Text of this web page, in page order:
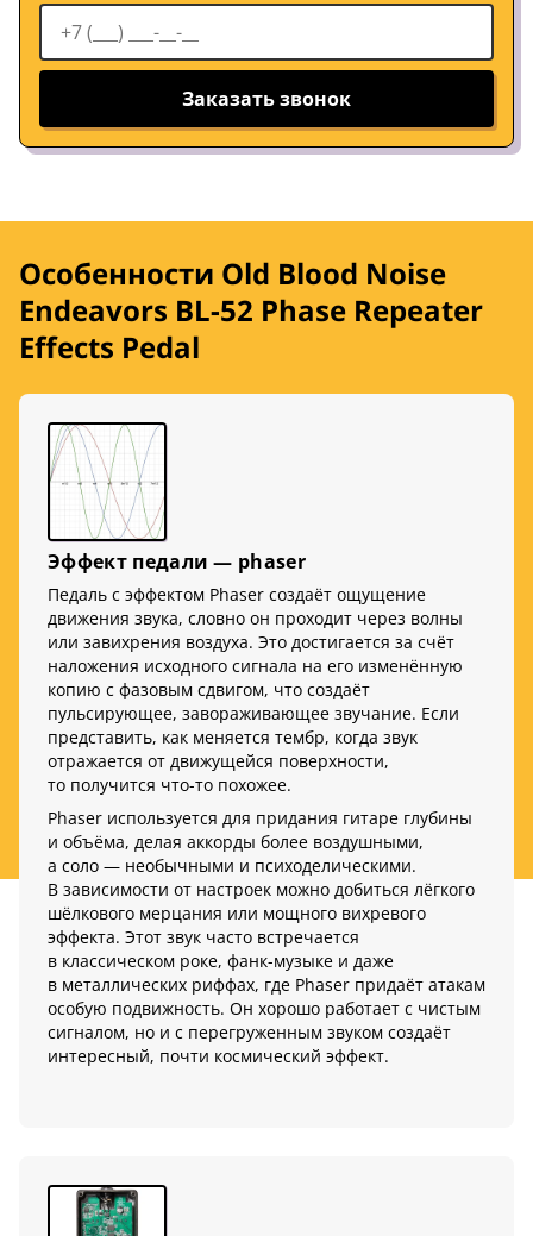
Заказать звонок
Особенности Old Blood Noise
Endeavors BL-52 Phase Repeater
Effects Pedal
Эффект педали — phaser
Педаль с эффектом Phaser создаёт ощущение
движения звука, словно он проходит через волны
или завихрения воздуха. Это достигается за счёт
наложения исходного сигнала на его изменённую
копию с фазовым сдвигом, что создаёт
пульсирующее, завораживающее звучание. Если
представить, как меняется тембр, когда звук
отражается от движущейся поверхности,
то получится что-то похожее.
Phaser используется для придания гитаре глубины
и объёма, делая аккорды более воздушными,
а соло — необычными и психоделическими.
В зависимости от настроек можно добиться лёгкого
шёлкового мерцания или мощного вихревого
эффекта. Этот звук часто встречается
в классическом роке, фанк-музыке и даже
в металлических риффах, где Phaser придаёт атакам
особую подвижность. Он хорошо работает с чистым
сигналом, но и с перегруженным звуком создаёт
интересный, почти космический эффект.